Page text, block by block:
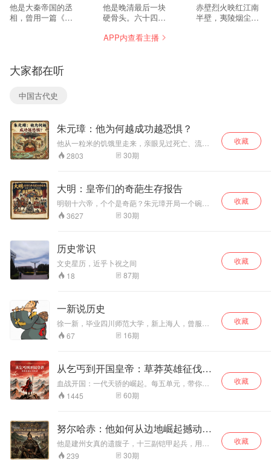
他是大秦帝国的丞
相，曾用一篇《谏
却在王朝最鼎盛
时，与儿子一同被
身贫寒的仓鼠，为
设计的帝国吞噬？
22集，从厕鼠到权
臣，从沙丘之变到
身死族灭，还原一
个复杂真实的李
他是晚清最后一块
硬骨头。六十四岁
分之一的国土，却
南战火的统帅，再
到西北绝域的拓荒
者，我们用25集篇
幅，拆解他如何在
兵、筹饷、死磕。
这不是一个简单的
爱国故事，而是一
个关于能力、性格
与时代错位的复杂
国土，却治不了那
个让他心力交瘁的
赤壁烈火映红江南
半壁，夷陵烟尘埋
手撕裂自己守护的
江山？二宫之争，
血染建业；一代名
成‘老糊涂’的叹
息，东吴的黄昏，
究竟从哪一刻开
九年人生路，探寻
一个守成之主，如
APP内查看主播
大家都在听
中国古代史
朱元璋：他为何越成功越恐惧？
他从一粒米的饥饿里走来，亲眼见过死亡、流亡
和卑微；也从乱世血火中杀出一条路，击败陈友
谅，扫平张士诚，北伐大都，最终坐上皇位。可
卫、重典治吏、清洗功臣，把整个帝国编进户
籍、法令和恐惧之中。这个从底层登顶的皇帝，
为什么拥有天下之后，反而越来越害怕失去天
下？30集讲透朱元璋的崛起、铁腕、清洗与孤
独。
2803 30期
收藏
大明：皇帝们的奇葩生存报告
明朝十六帝，个个是奇葩？朱元璋开局一个碗，
却杀了半朝功臣；朱祁镇御驾亲征，结果被俘
虏；嘉靖二十九年不上朝，却把朝臣玩得团团
子，是正史。本专辑不吹不黑，用史料还原每个
皇帝的真实生存状态——他们不是脸谱化的昏君
明主，而是一群在权力漩涡里挣扎、搞怪、摆
烂、绝望的普通人。
3627 30期
收藏
历史常识
文史星历，近乎卜祝之间
18
87期
收藏
一新说历史
徐一新，毕业四川师范大学，新上海人，曾服务
于万科，联想集团，对历史有一定研究，见解独
到，分析清晰，令人听后耳目一新。
67 16期
收藏
从乞丐到开国皇帝：草莽英雄征伐实
录
血战开国：一代天骄的崛起。每五单元，带你复
盘一位开国皇帝的核心战争
1445 60期
收藏
努尔哈赤：他如何从边地崛起撼动明
朝？
他是建州女真的遗腹子，十三副铠甲起兵，用三
十余年统一女真，建立后金，在萨尔浒一战击溃
明朝四路大军。但就在宁远城下，他遭遇了一生
239 30期
收藏